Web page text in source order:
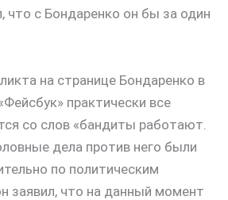
что с Бондаренко он бы за один
на странице Бондаренко в
практически все
со слов «бандиты работают.
дела против него были
по политическим
заявил, что на данный момент